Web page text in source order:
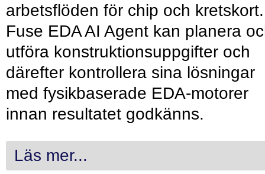
arbetsflöden för chip och kretskort.
Fuse EDA AI Agent kan planera
utföra konstruktionsuppgifter och
därefter kontrollera sina lösningar
med fysikbaserade EDA-motorer
innan resultatet godkänns.
Läs mer...